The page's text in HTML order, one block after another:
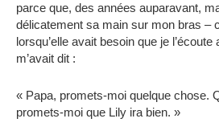
parce que, des années auparavant,
délicatement sa main sur mon bras –
lorsqu’elle avait besoin que je
m’avait dit :
« Papa, promets-moi quelque chose.
promets-moi que Lily ira bien. »